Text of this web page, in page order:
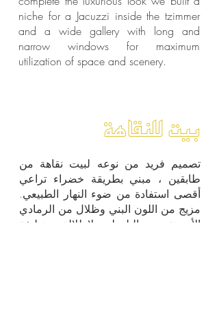
niche for a Jacuzzi inside the tzimmer
and a wide gallery with long and
narrow windows for maximum
utilization of space and scenery.
تصميم فريد من نوعه لبيت نقاهة من
طابقين ، مبني بطريقة خضراء تراعي
أقصى استفادة من ضوء النهار الطبيعي.
مزيج من اللون البني وظلال من الرمادي
الأسمنتي والبلوط لإطلالة نظيفة
بيت للنقاهة